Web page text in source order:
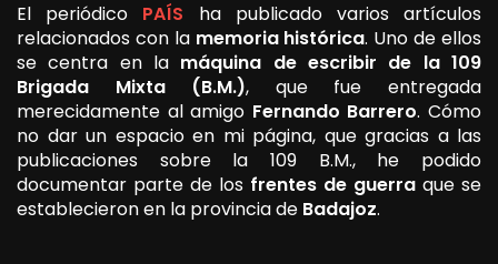
El periódico PAÍS
ha publicado varios artículos
relacionados con la memoria histórica. Uno de ellos
se centra en la máquina de escribir de la 109
Brigada Mixta (B.M.), que fue entregada
merecidamente al amigo Fernando Barrero. Cómo
no dar un espacio en mi página, que gracias a las
publicaciones sobre la 109 B.M., he podido
documentar parte de los frentes de guerra que se
establecieron en la provincia de Badajoz.